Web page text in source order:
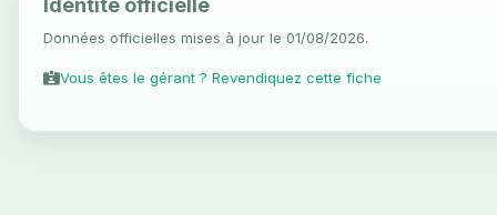
Identité officielle
Données officielles mises à jour le 01/08/2026.
Vous êtes le gérant ? Revendiquez cette fiche